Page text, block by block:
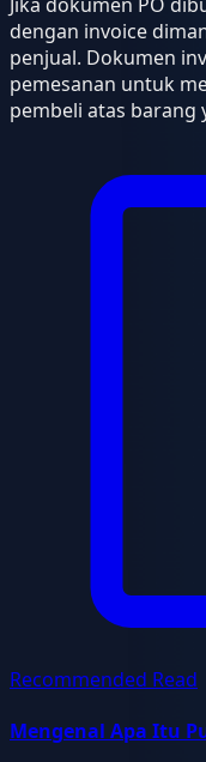
dengan invoice
penjual. Dokumen
pemesanan untuk
pembeli atas barang
Recommended Read
Mengenal Apa Itu